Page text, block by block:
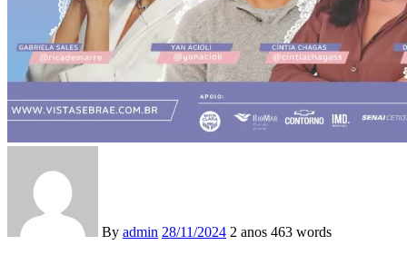
By admin 28/11/2024 2 anos 463 words